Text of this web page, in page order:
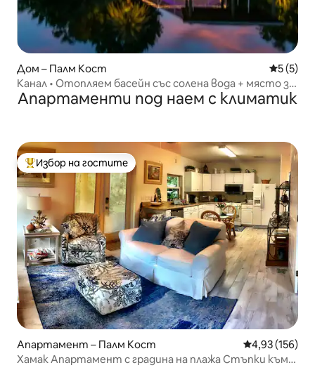
Дом – Палм Кост Средна
5 (5)
Канал • Отопляем басейн със солена вода + място за
лагерен огън + кей
Апартаменти под наем с климатик
Най-популярен избор на гостите
Избор на гостите
Апартамент – Палм Кост Средна
4,93 (156)
Хамак Апартамент с градина на плажа Стъпки към